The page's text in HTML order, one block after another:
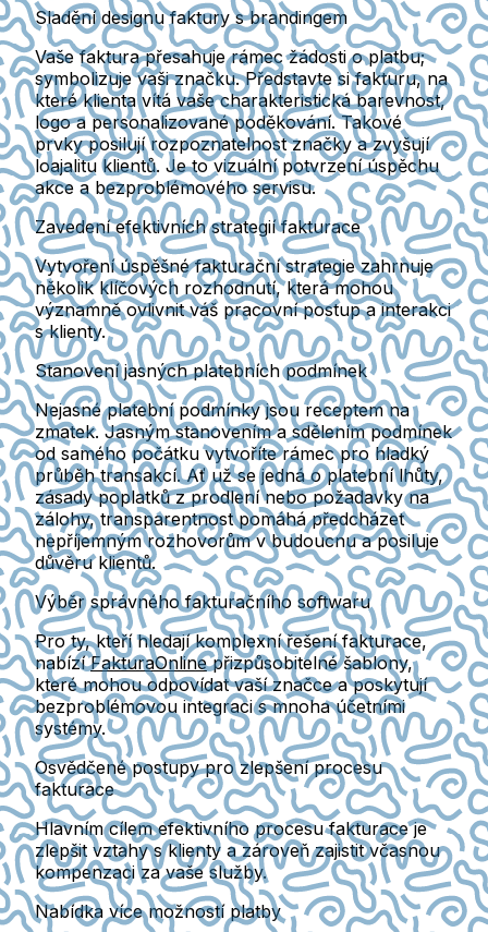
Sladění designu faktury s brandingem
Vaše faktura přesahuje rámec žádosti o platbu;
symbolizuje vaši značku. Představte si fakturu, na
které klienta vítá vaše charakteristická barevnost,
logo a personalizované poděkování. Takové
prvky posilují rozpoznatelnost značky a zvyšují
loajalitu klientů. Je to vizuální potvrzení úspěchu
akce a bezproblémového servisu.
Zavedení efektivních strategií fakturace
Vytvoření úspěšné fakturační strategie zahrnuje
několik klíčových rozhodnutí, která mohou
významně ovlivnit váš pracovní postup a interakci
s klienty.
Stanovení jasných platebních podmínek
Nejasné platební podmínky jsou receptem na
zmatek. Jasným stanovením a sdělením podmínek
od samého počátku vytvoříte rámec pro hladký
průběh transakcí. Ať už se jedná o platební lhůty,
zásady poplatků z prodlení nebo požadavky na
zálohy, transparentnost pomáhá předcházet
nepříjemným rozhovorům v budoucnu a posiluje
důvěru klientů.
Výběr správného fakturačního softwaru
Pro ty, kteří hledají komplexní řešení fakturace,
nabízíFakturaOnlinepřizpůsobitelné šablony,
které mohou odpovídat vaší značce a poskytují
bezproblémovou integraci s mnoha účetními
systémy.
Osvědčené postupy pro zlepšení procesu
fakturace
Hlavním cílem efektivního procesu fakturace je
zlepšit vztahy s klienty a zároveň zajistit včasnou
kompenzaci za vaše služby.
Nabídka více možností platby